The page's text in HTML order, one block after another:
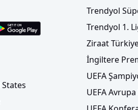
States
Trendyol
Trendyol 1.
Ziraat
İngiltere
UEFA
UEFA